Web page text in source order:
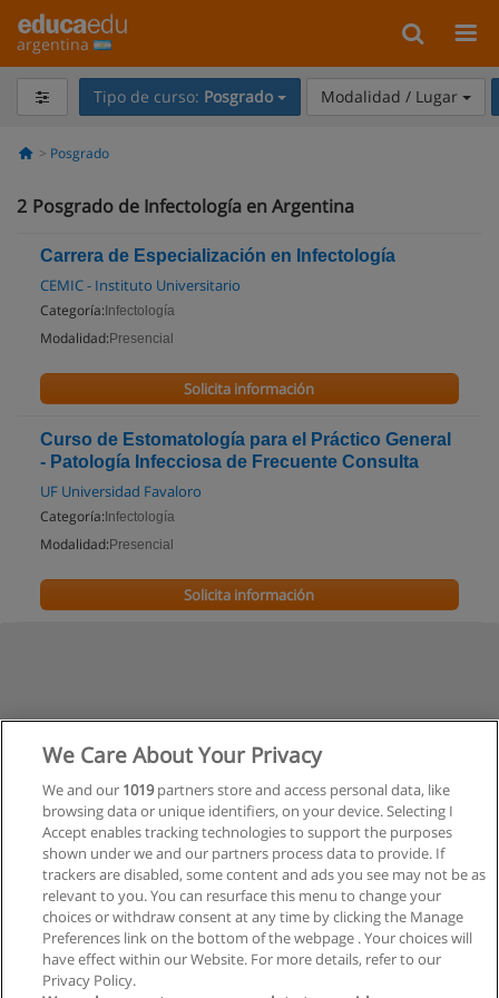
argentina
Tipo de curso: Posgrado Modalidad / Lugar
Posgrado
2 Posgrado de Infectología en Argentina
Carrera de Especialización en Infectología
CEMIC - Instituto Universitario
Categoría: Infectología
Modalidad: Presencial
Solicita información
Curso de Estomatología para el Práctico General
- Patología Infecciosa de Frecuente Consulta
UF Universidad Favaloro
Categoría: Infectología
Modalidad: Presencial
Solicita información
We Care About Your Privacy
We and our 1019partners store and access personal data, like
browsing data or unique identifiers, on your device. Selecting I
Accept enables tracking technologies to support the purposes
shown under we and our partners process data to provide. If
trackers are disabled, some content and ads you see may not be as
relevant to you. You can resurface this menu to change your
choices or withdraw consent at any time by clicking the Manage
Preferences link on the bottom of the webpage . Your choices will
have effect within our Website. For more details, refer to our
Privacy Policy.